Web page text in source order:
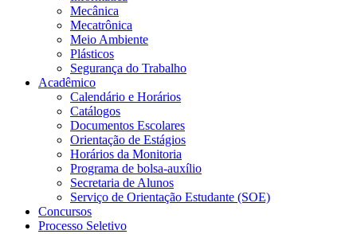
Mecânica
Mecatrônica
Meio Ambiente
Plásticos
Segurança do Trabalho
Acadêmico
Calendário e Horários
Catálogos
Documentos Escolares
Orientação de Estágios
Horários da Monitoria
Programa de bolsa-auxílio
Secretaria de Alunos
Serviço de Orientação Estudante (SOE)
Concursos
Processo Seletivo